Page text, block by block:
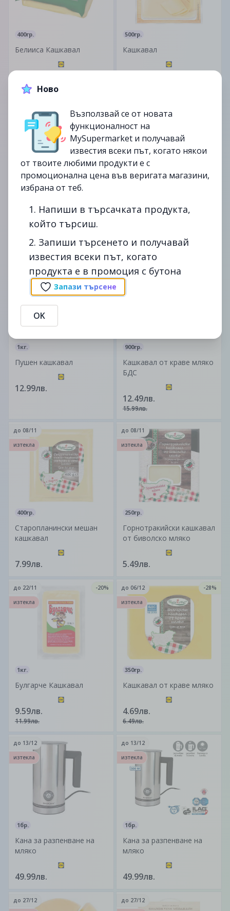
400гр.
Белииса Кашкавал
500гр.
Кашкавал
310гр.
Дестан Кашкавал от
краве мляко
5.49лв.
изтекла
манатарки Плитка
3.49лв.
1кг.
Пушен кашкавал
12.99лв.
изтекла
900гр.
Кашкавал от краве мляко
БДС
12.49лв.
15.99лв.
изтекла
400гр.
Старопланински мешан
кашкавал
7.99лв.
до 08/11
изтекла
250гр.
Горнотракийски кашкавал
от биволско мляко
5.49лв.
до 08/11
изтекла
1кг.
Булгарче Кашкавал
9.59лв.
11.99лв.
до 22/11
-20%
изтекла
350гр.
Кашкавал от краве мляко
4.69лв.
6.49лв.
до 06/12
-28%
изтекла
1бр.
Кана за разпенване на
мляко
49.99лв.
до 13/12
изтекла
1бр.
Кана за разпенване на
мляко
49.99лв.
до 13/12
изтекла
до 27/12 до 27/12
Ново
Възползвай се от новата
функционалност на
MySupermarket и получавай
известия всеки път, когато някои
от твоите любими продукти е с
промоционална цена във веригата магазини,
избрана от теб.
1. Напиши в търсачката продукта,
който търсиш.
2. Запиши търсенето и получавай
известия всеки път, когато
продукта е в промоция с бутона
Запази търсене
OK